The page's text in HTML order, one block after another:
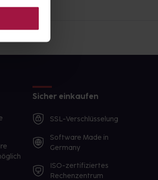
Sicher einkaufen
SSL-Verschlüsselung
Software Made in
Germany
ISO-zertifiziertes
Rechenzentrum